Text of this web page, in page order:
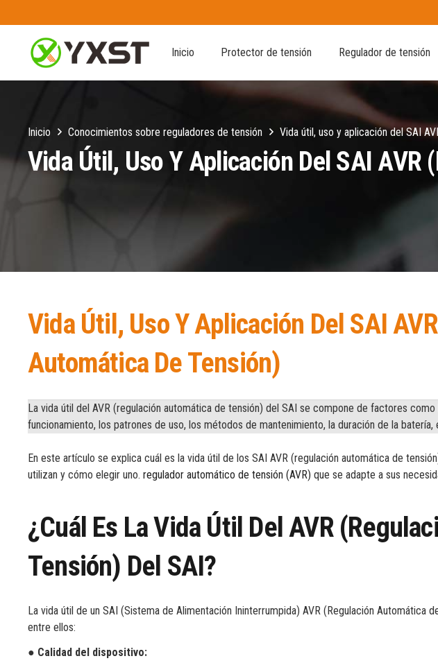
Inicio Protector de tensión Regulador de tensión
Inicio Conocimientos sobre reguladores de tensión Vida útil, uso y aplicación del SAI
Vida Útil, Uso Y Aplicación Del SAI
Vida Útil, Uso Y Aplicación Del SAI
Automática De Tensión)
La vida útil del AVR (regulación automática de tensión) del SAI se compone de factores
funcionamiento, los patrones de uso, los métodos de mantenimiento, la duración de la batería,
En este artículo se explica cuál es la vida útil de los SAI AVR (regulación automática de
utilizan y cómo elegir uno. regulador automático de tensión (AVR) que se adapte a sus
¿Cuál Es La Vida Útil Del AVR
Tensión) Del SAI?
La vida útil de un SAI (Sistema de Alimentación Ininterrumpida) AVR (Regulación Automática
entre ellos:
● Calidad del dispositivo: